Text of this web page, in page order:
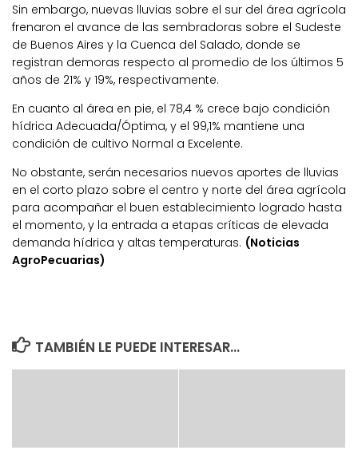
Sin embargo, nuevas lluvias sobre el sur del área agrícola
frenaron el avance de las sembradoras sobre el Sudeste
de Buenos Aires y la Cuenca del Salado, donde se
registran demoras respecto al promedio de los últimos 5
años de 21% y 19%, respectivamente.
En cuanto al área en pie, el 78,4 % crece bajo condición
hídrica Adecuada/Óptima, y el 99,1% mantiene una
condición de cultivo Normal a Excelente.
No obstante, serán necesarios nuevos aportes de lluvias
en el corto plazo sobre el centro y norte del área agrícola
para acompañar el buen establecimiento logrado hasta
el momento, y la entrada a etapas críticas de elevada
demanda hídrica y altas temperaturas. (Noticias
AgroPecuarias)
TAMBIÉN LE PUEDE INTERESAR...